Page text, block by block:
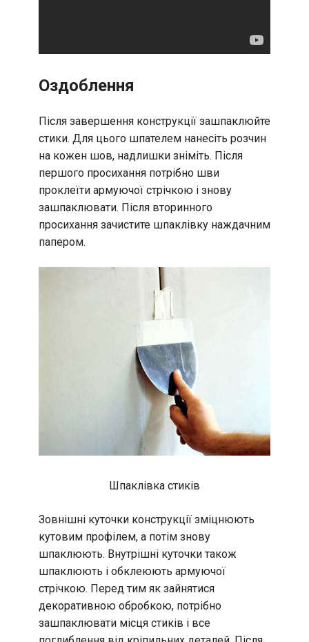
Оздоблення
Після завершення конструкції зашпаклюйте
стики. Для цього шпателем нанесіть розчин
на кожен шов, надлишки зніміть. Після
першого просихання потрібно шви
проклеїти армуючої стрічкою і знову
зашпаклювати. Після вторинного
просихання зачистите шпаклівку наждачним
папером.
Шпаклівка стиків
Зовнішні куточки конструкції зміцнюють
кутовим профілем, а потім знову
шпаклюють. Внутрішні куточки також
шпаклюють і обклеюють армуючої
стрічкою. Перед тим як зайнятися
декоративною обробкою, потрібно
зашпаклювати місця стиків і все